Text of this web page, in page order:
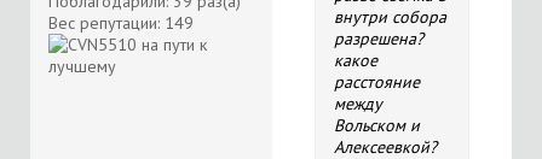
Вес репутации: 149
внутри собора
разрешена?
какое
расстояние
между
Вольском и
Алексеевкой?